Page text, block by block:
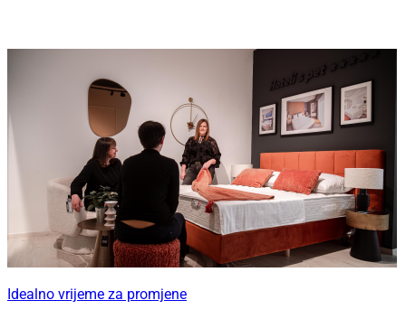
Idealno vrijeme za promjene